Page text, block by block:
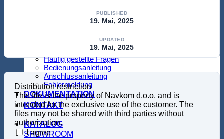
Häufig gestellte Fragen
Bedienungsanleitung
Anschlussanleitung
Fehlermeldung
DOKUMENTATION
KONTAKT
KATALOG
SHOWROOM
PUBLISHED
19. Mai, 2025
UPDATED
19. Mai, 2025
Distribution restriction
This file is the property of Navkom d.o.o. and is
intended for the exclusive use of the customer. The
files may not be shared with third parties without
authorization.
I agree